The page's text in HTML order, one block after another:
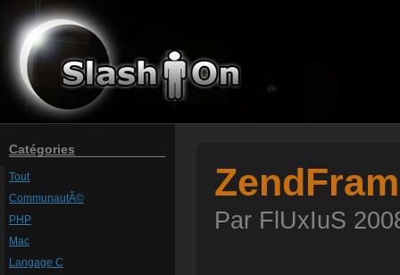
Catégories
Tout
CommunautÃ©
PHP
Mac
Langage C
Par FlUxIuS